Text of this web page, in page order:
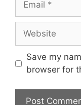
Save my
browser for